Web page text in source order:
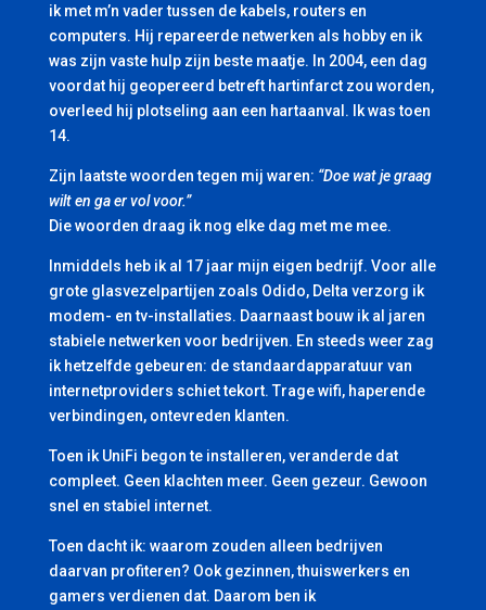
ik met m’n vader tussen de kabels, routers en
computers. Hij repareerde netwerken als hobby en ik
was zijn vaste hulp zijn beste maatje. In 2004, een dag
voordat hij geopereerd betreft hartinfarct zou worden,
overleed hij plotseling aan een hartaanval. Ik was toen
14.
Zijn laatste woorden tegen mij waren: “Doe wat je graag
wilt en ga er vol voor.”
Die woorden draag ik nog elke dag met me mee.
Inmiddels heb ik al 17 jaar mijn eigen bedrijf. Voor alle
grote glasvezelpartijen zoals Odido, Delta verzorg ik
modem- en tv-installaties. Daarnaast bouw ik al jaren
stabiele netwerken voor bedrijven. En steeds weer zag
ik hetzelfde gebeuren: de standaardapparatuur van
internetproviders schiet tekort. Trage wifi, haperende
verbindingen, ontevreden klanten.
Toen ik UniFi begon te installeren, veranderde dat
compleet. Geen klachten meer. Geen gezeur. Gewoon
snel en stabiel internet.
Toen dacht ik: waarom zouden alleen bedrijven
daarvan profiteren? Ook gezinnen, thuiswerkers en
gamers verdienen dat. Daarom ben ik